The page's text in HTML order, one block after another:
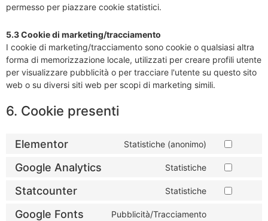
permesso per piazzare cookie statistici.
5.3 Cookie di marketing/tracciamento
I cookie di marketing/tracciamento sono cookie o qualsiasi altra
forma di memorizzazione locale, utilizzati per creare profili utente
per visualizzare pubblicità o per tracciare l'utente su questo sito
web o su diversi siti web per scopi di marketing simili.
6. Cookie presenti
Elementor Statistiche (anonimo)
Google Analytics Statistiche
Statcounter Statistiche
Google Fonts Pubblicità/Tracciamento